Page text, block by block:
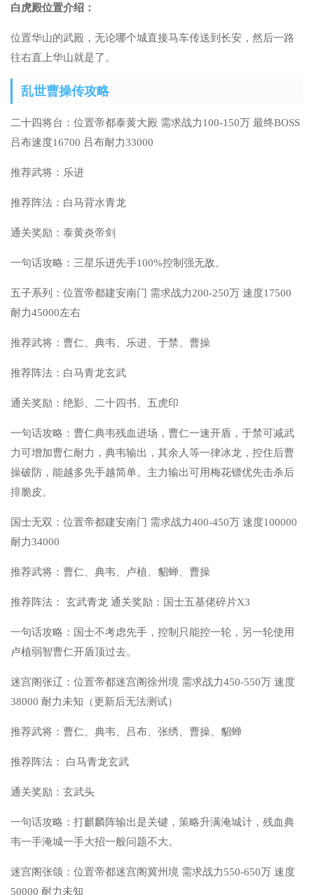
白虎殿位置介绍：
位置华山的武殿，无论哪个城直接马车传送到长安，然后一路
往右直上华山就是了。
乱世曹操传攻略
二十四将台：位置帝都泰黄大殿 需求战力100-150万 最终BOSS
吕布速度16700 吕布耐力33000
推荐武将：乐进
推荐阵法：白马背水青龙
通关奖励：泰黄炎帝剑
一句话攻略：三星乐进先手100%控制强无敌。
五子系列：位置帝都建安南门 需求战力200-250万 速度17500
耐力45000左右
推荐武将：曹仁、典韦、乐进、于禁、曹操
推荐阵法：白马青龙玄武
通关奖励：绝影、二十四书、五虎印
一句话攻略：曹仁典韦残血进场，曹仁一速开盾，于禁可减武
力可增加曹仁耐力，典韦输出，其余人等一律冰龙，控住后曹
操破防，能越多先手越简单。主力输出可用梅花镖优先击杀后
排脆皮。
国士无双：位置帝都建安南门 需求战力400-450万 速度100000
耐力34000
推荐武将：曹仁、典韦、卢植、貂蝉、曹操
推荐阵法： 玄武青龙 通关奖励：国士五基佬碎片X3
一句话攻略：国士不考虑先手，控制只能控一轮，另一轮使用
卢植弱智曹仁开盾顶过去。
迷宫阁张辽：位置帝都迷宫阁徐州境 需求战力450-550万 速度
38000 耐力未知（更新后无法测试）
推荐武将：曹仁、典韦、吕布、张绣、曹操、貂蝉
推荐阵法： 白马青龙玄武
通关奖励：玄武头
一句话攻略：打麒麟阵输出是关键，策略升满淹城计，残血典
韦一手淹城一手大招一般问题不大。
迷宫阁张颌：位置帝都迷宫阁冀州境 需求战力550-650万 速度
50000 耐力未知